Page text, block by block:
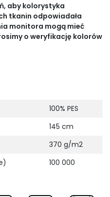
aby kolorystyka
tkanin odpowiadała
monitora mogą mieć
o weryfikację kolorów
100% PES
145 cm
370 g/m2
100 000